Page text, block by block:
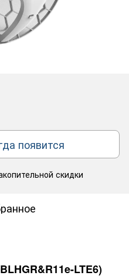
появится
скидки
LTE6)